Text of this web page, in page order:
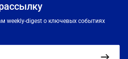
weekly-digest о ключевых событиях